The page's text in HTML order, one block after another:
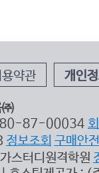
용약관 개인
780-87-00034
정보조회 구매안
스터디원격학원